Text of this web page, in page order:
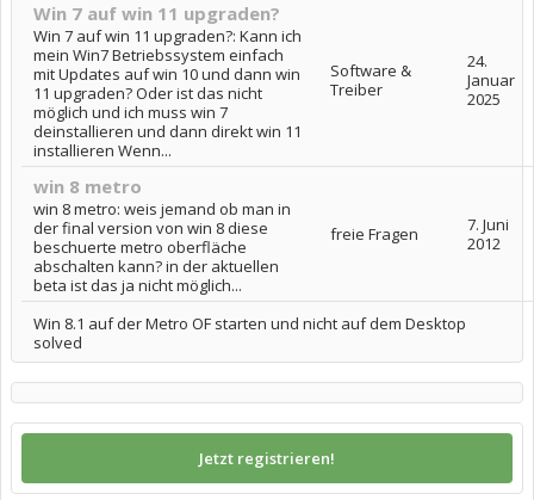
Win 7 auf win 11 upgraden?
Win 7 auf win 11 upgraden?: Kann ich
mein Win7 Betriebssystem einfach
mit Updates auf win 10 und dann win
11 upgraden? Oder ist das nicht
möglich und ich muss win 7
deinstallieren und dann direkt win 11
installieren Wenn...
Software &
Treiber
24.
Januar
2025
win 8 metro
win 8 metro: weis jemand ob man in
der final version von win 8 diese
beschuerte metro oberfläche
abschalten kann? in der aktuellen
beta ist das ja nicht möglich...
freie Fragen
7. Juni
2012
Win 8.1 auf der Metro OF starten und nicht auf dem Desktop
solved
Jetzt registrieren!